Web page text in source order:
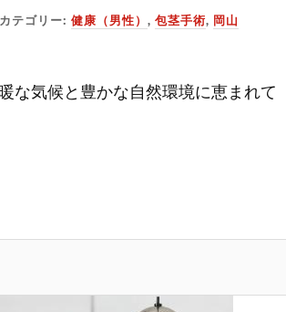
カテゴリー:健康（男性）,包茎手術, 岡山
な気候と豊かな自然環境に恵まれて